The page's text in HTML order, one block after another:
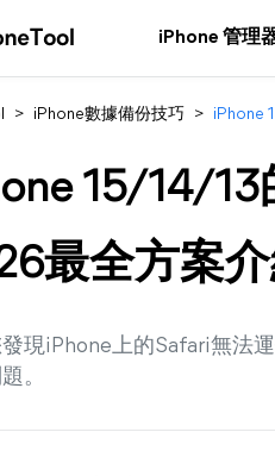
iPhone 管理
> iPhone數據備份技巧 > iPhone
15/14/
最全方案
現iPhone上的Safari無法
。